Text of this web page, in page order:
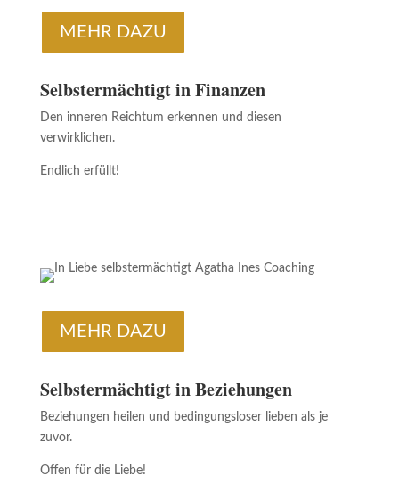
MEHR DAZU
Selbstermächtigt in Finanzen
Den inneren Reichtum erkennen und diesen
verwirklichen.
Endlich erfüllt!
MEHR DAZU
Selbstermächtigt in Beziehungen
Beziehungen heilen und bedingungsloser lieben als je
zuvor.
Offen für die Liebe!